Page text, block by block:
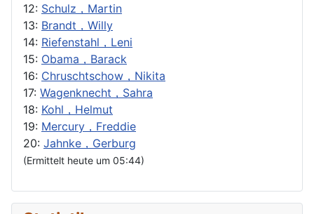
12: Schulz，Martin
13: Brandt，Willy
14: Riefenstahl，Leni
15: Obama，Barack
16: Chruschtschow，Nikita
17: Wagenknecht，Sahra
18: Kohl，Helmut
19: Mercury，Freddie
20: Jahnke，Gerburg
(Ermittelt heute um 05:44)